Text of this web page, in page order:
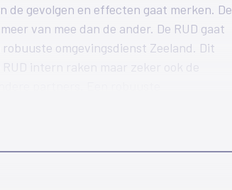
de gevolgen en effecten gaat merken. De
van mee dan de ander. De RUD gaat
omgevingsdienst Zeeland. Dit
RUD intern raken maar zeker ook de